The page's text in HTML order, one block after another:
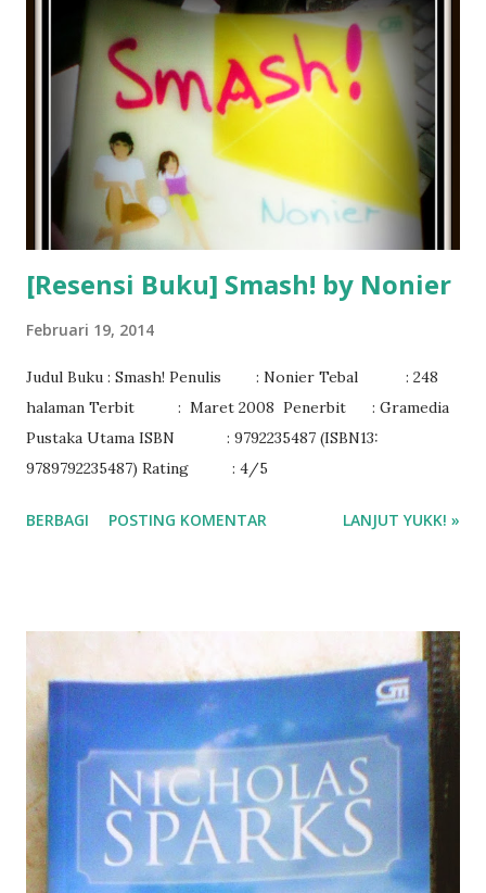
[Resensi Buku] Smash! by Nonier
Februari 19, 2014
Judul Buku : Smash! Penulis : Nonier Tebal : 248
halaman Terbit : Maret 2008 Penerbit : Gramedia
Pustaka Utama ISBN : 9792235487 (ISBN13:
9789792235487) Rating : 4/5
BERBAGI POSTING KOMENTAR LANJUT YUKK! »